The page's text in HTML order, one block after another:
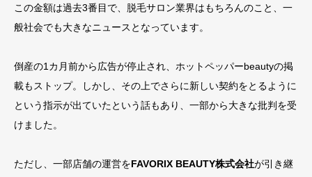
この金額は過去3番目で、脱毛サロン業界はもちろんのこと、一
般社会でも大きなニュースとなっています。
倒産の1カ月前から広告が停止され、ホットペッパーbeautyの掲
載もストップ。しかし、その上でさらに新しい契約をとるように
という指示が出ていたという話もあり、一部から大きな批判を受
けました。
ただし、一部店舗の運営をFAVORIX BEAUTY株式会社が引き継